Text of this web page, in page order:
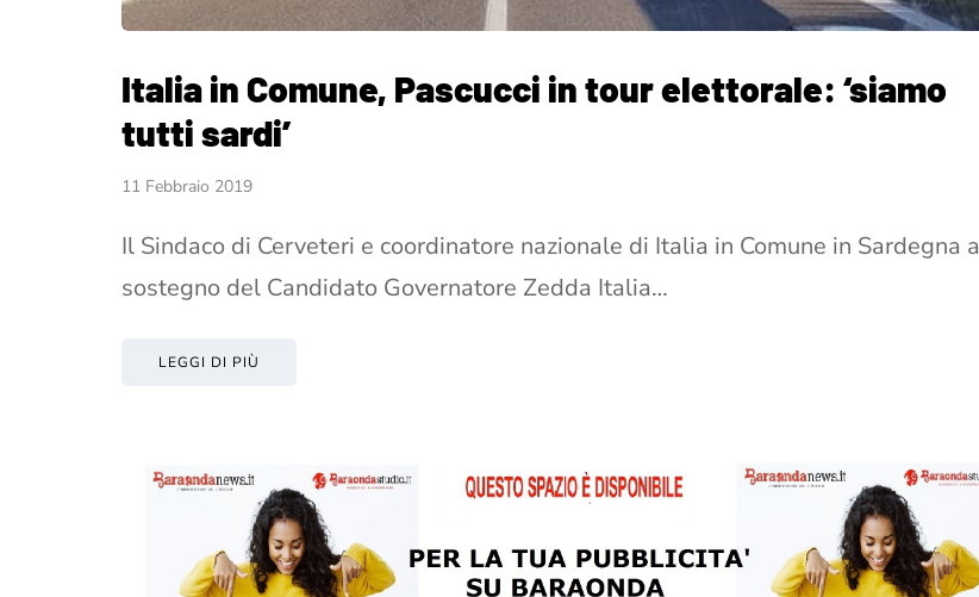
Italia in Comune, Pascucci in tour elettorale: ‘siamo
tutti sardi’
11 Febbraio 2019
Il Sindaco di Cerveteri e coordinatore nazionale di Italia in Comune in Sardegna a
sostegno del Candidato Governatore Zedda Italia…
LEGGI DI PIÙ